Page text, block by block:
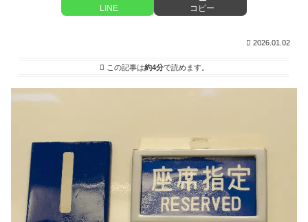
LINE コピー
2026.01.02
この記事は約4分で読めます。